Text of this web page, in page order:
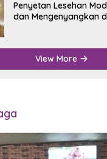
Penyetan Lesehan
dan Mengenyangkan
View More